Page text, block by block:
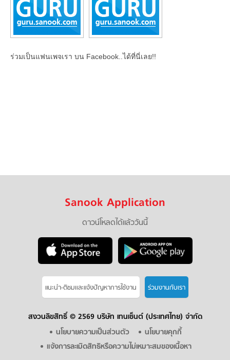
ร่วมเป็นแฟนเพจเรา บน Facebook..ได้ที่นี่เลย!!
Sanook Application
ดาวน์โหลดได้แล้ววันนี้
แนะนำ-ติชมเเละแจ้งปัญหาการใช้งาน ร่วมงานกับเรา
สงวนลิขสิทธิ์ © 2569 บริษัท เทนเซ็นต์ (ประเทศไทย) จำกัด
นโยบายความเป็นส่วนตัว
นโยบายคุกกี้
แจ้งการละเมิดสิทธิหรือความไม่เหมาะสมของเนื้อหา